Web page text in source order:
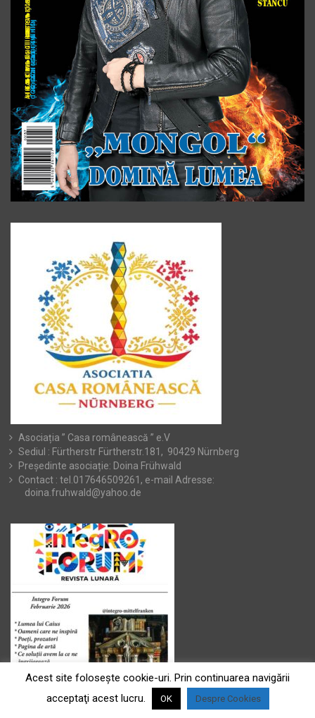
Asociația ” Casa românească ” e.V
Sediul : Fürtherstr Fürtherstr.181, 90429 Nürnberg
Președinte asociație: Doina Frühwald
Contact : tel.017646509261, e-mail Adresse:
doina.fruhwald@yahoo.de
Acest site foloseşte cookie-uri. Prin continuarea navigării
acceptaţi acest lucru.
OK Despre Cookies